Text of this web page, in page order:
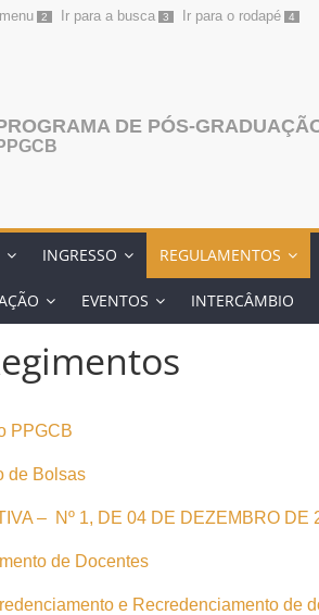
2 Ir para a busca 3 Ir para o rodapé 4
DE PÓS-
INGRESSO REGULAMENTOS
EVENTOS INTERCÂMBIO
PPGCB
de Bolsas
– Nº 1, DE 04 DE DEZEMBRO DE
de Docentes
e Recredenciamento de